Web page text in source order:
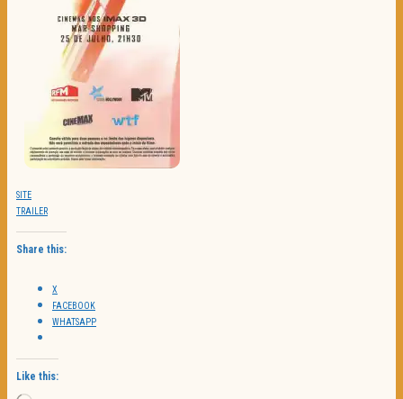
SITE
TRAILER
Share this:
X
FACEBOOK
WHATSAPP
Like this: